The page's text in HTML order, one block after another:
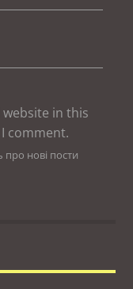
website in this
comment.
про нові пости